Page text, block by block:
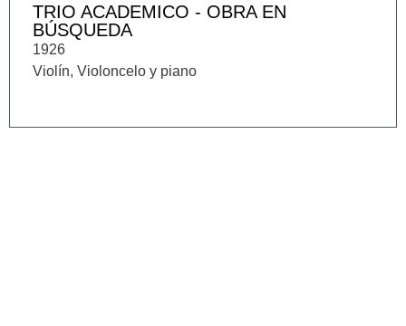
TRIO ACADEMICO - OBRA EN
BÚSQUEDA
1926
Violín, Violoncelo y piano